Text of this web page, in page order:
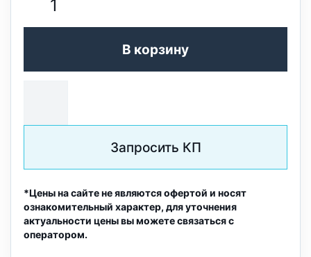
В корзину
Запросить КП
*Цены на сайте не являются офертой и носят
ознакомительный характер, для уточнения
актуальности цены вы можете связаться с
оператором.